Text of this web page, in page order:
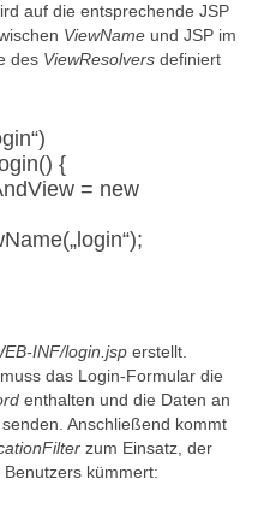
auf die entsprechende JSP
ViewName und JSP im
des ViewResolvers definiert
{
= new
INF/login.jsp erstellt.
das Login-Formular die
enthalten und die Daten an
Anschließend kommt
zum Einsatz, der
kümmert: